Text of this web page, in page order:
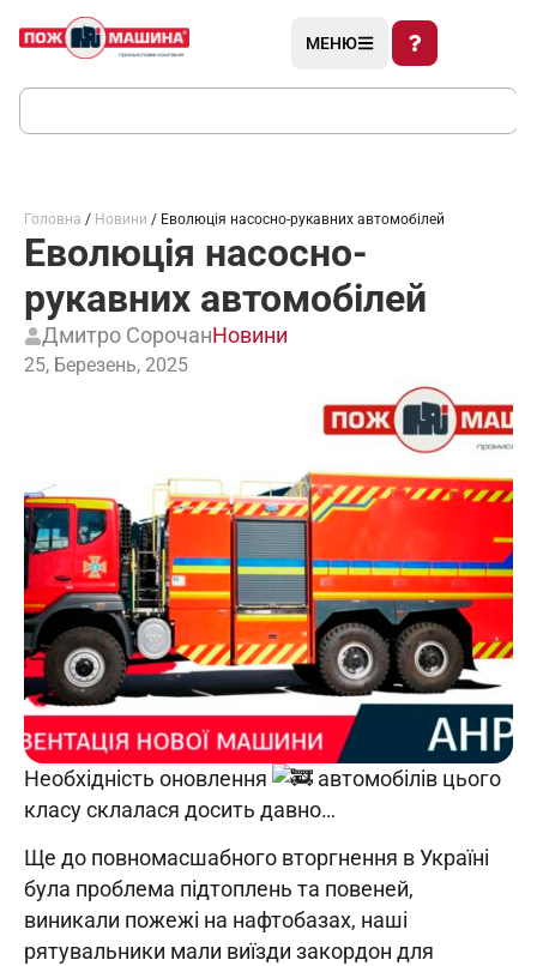
МЕНЮ
Головна / Новини / Еволюція насосно-рукавних автомобілей
Еволюція насосно-
рукавних автомобілей
Дмитро СорочанНовини
25, Березень, 2025
Необхідність оновлення
автомобілів цього
класу склалася досить давно…
Ще до повномасшабного вторгнення в Україні
була проблема підтоплень та повеней,
виникали пожежі на нафтобазах, наші
рятувальники мали виїзди закордон для